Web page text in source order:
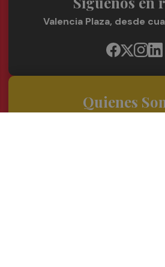
Valencia Plaza, desde
Quienes